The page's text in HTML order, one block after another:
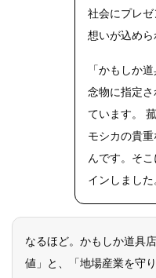
社会にプレ
想いが込めら
「かもしか
念物に指定さ
ています。
モシカの貴
んです。そ
インしました
なるほど。かもしか道具
値」と、「地場産業を守